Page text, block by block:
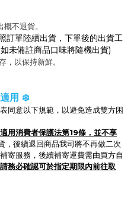
不退貨。
訂單陸續出貨，下單後的出貨工
未備註商品口味將隨機出貨)
，以保持新鮮。
用 ❄️
同意以下規範，以避免造成雙方困
用消費者保護法第19條，並不享
，後續退回商品我司將不再做二次
寄服務，後續補寄運費需由買方自
務必確認可於指定期限內前往取